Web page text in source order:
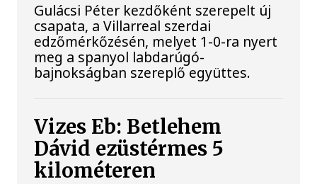
Gulácsi Péter kezdőként szerepelt új
csapata, a Villarreal szerdai
edzőmérkőzésén, melyet 1-0-ra nyert
meg a spanyol labdarúgó-
bajnokságban szereplő együttes.
Vizes Eb: Betlehem
Dávid ezüstérmes 5
kilométeren